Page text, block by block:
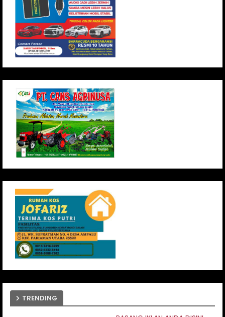
TRENDING